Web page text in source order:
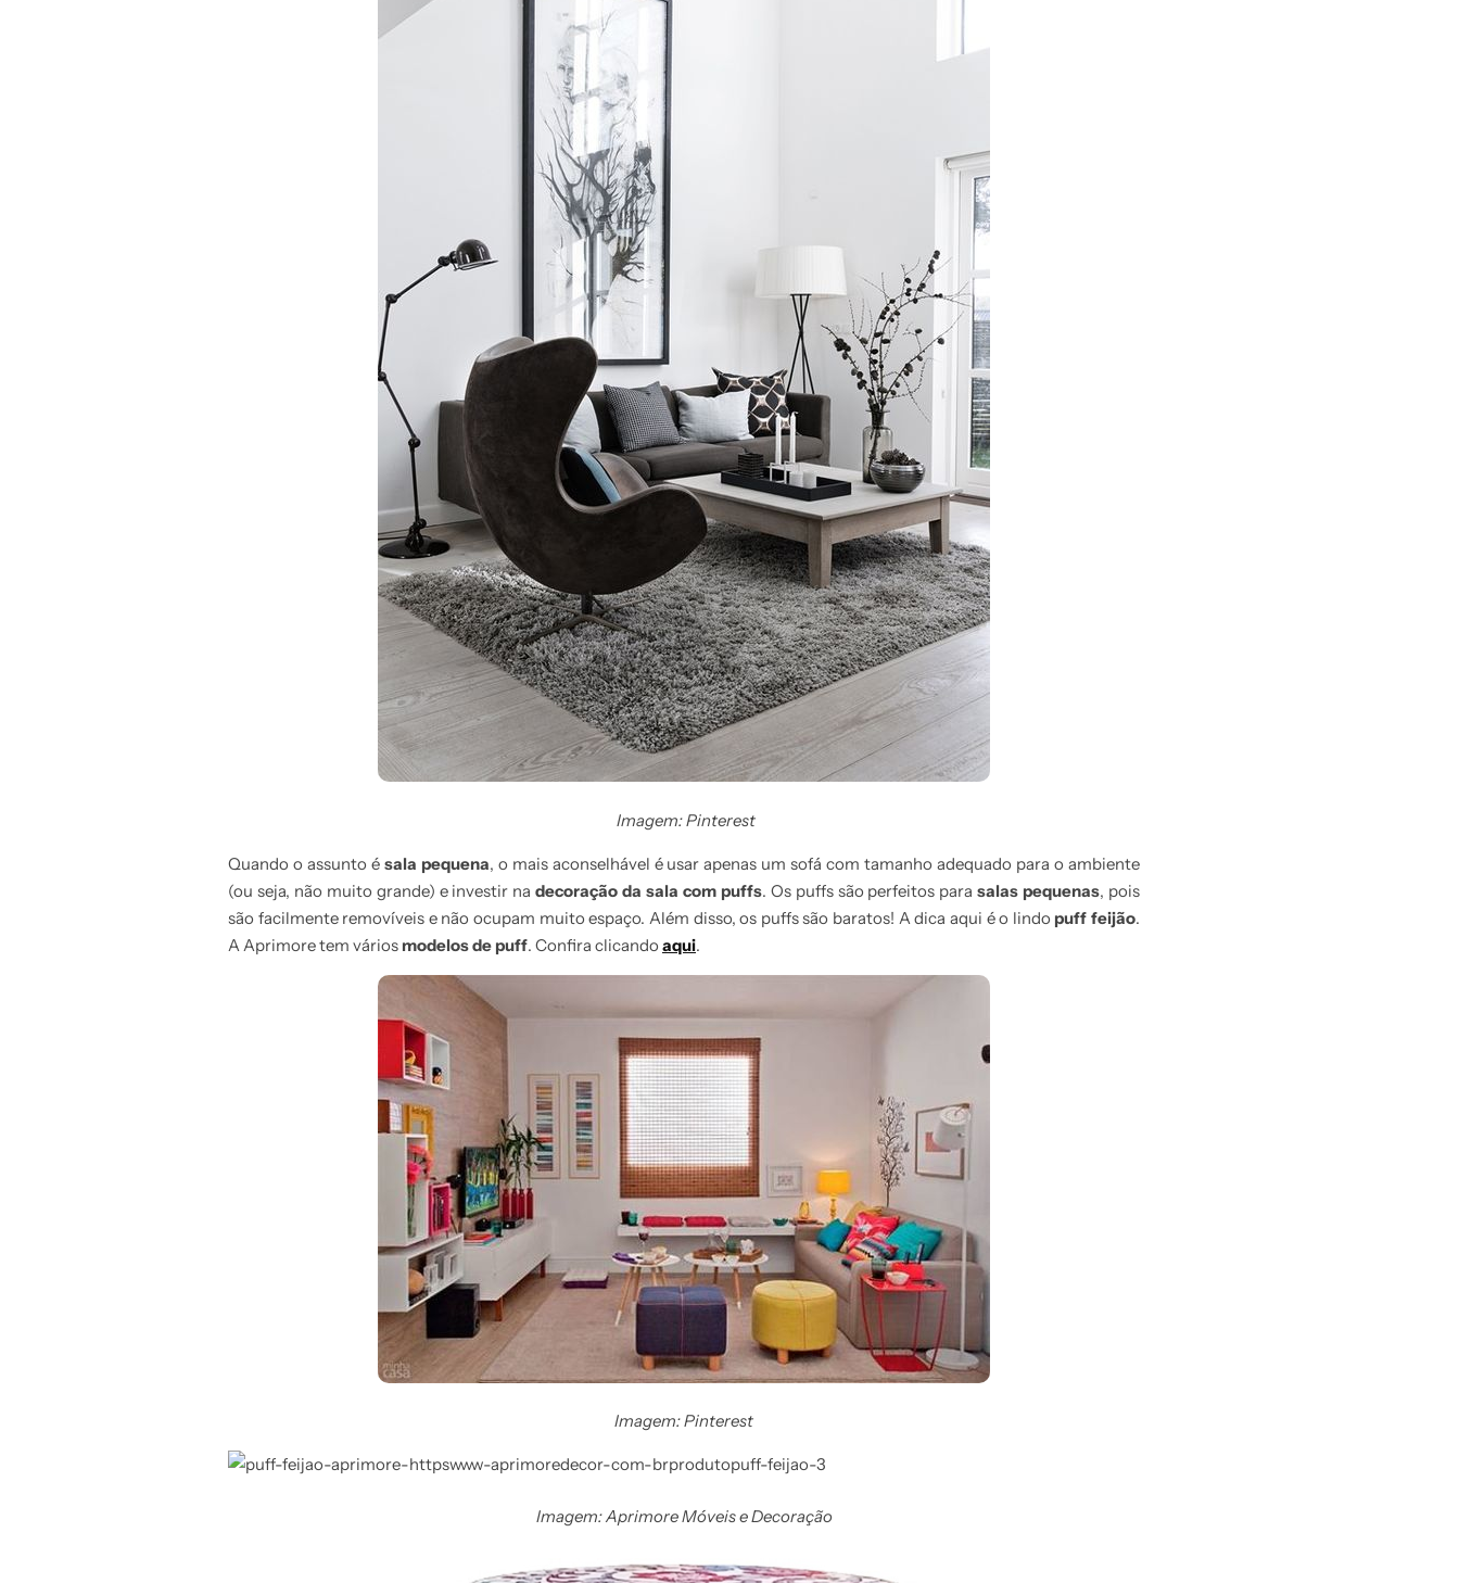
Imagem: Pinterest
Quando o assunto é sala pequena, o mais aconselhável é usar apenas um sofá com tamanho adequado para o ambiente
(ou seja, não muito grande) e investir nadecoração da sala com puffs. Os puffs são perfeitos parasalas pequenas, pois
são facilmente removíveis e não ocupam muito espaço. Além disso, os puffs são baratos! A dica aqui é o lindo puff feijão.
A Aprimore tem vários modelos de puff. Confira clicando aqui.
Imagem: Pinterest
Imagem: Aprimore Móveis e Decoração